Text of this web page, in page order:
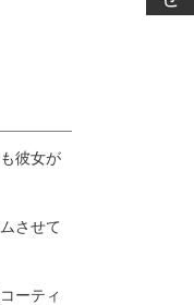
彼女が
させて
ーティ